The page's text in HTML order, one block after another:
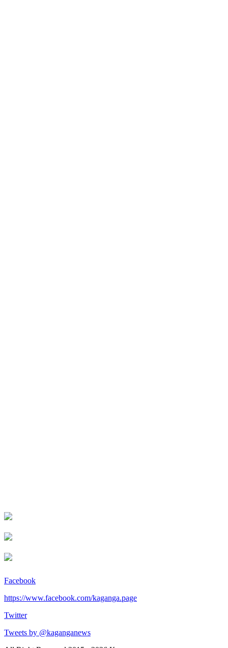
Facebook
https://www.facebook.com/kaganga.page
Twitter
Tweets by @kaganganews